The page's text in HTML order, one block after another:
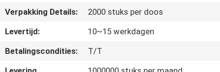
CONTACTEER
ONS
NIEUWS
Verpakking Details:
2000 stuks per doos
Levertijd:
10~15 werkdagen
Betalingscondities:
T/T